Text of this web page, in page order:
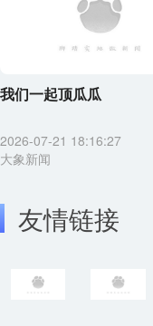
我们一起顶瓜瓜
2026-07-21 18:16:27
大象新闻
友情链接